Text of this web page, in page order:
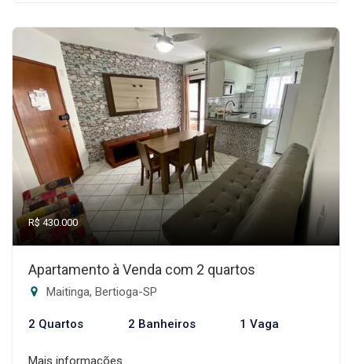
R$ 430.000
Apartamento à Venda com 2 quartos
Maitinga, Bertioga-SP
2 Quartos 2 Banheiros 1 Vaga
Mais informações